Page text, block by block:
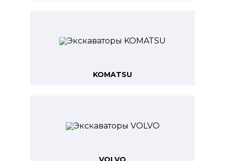
KOMATSU